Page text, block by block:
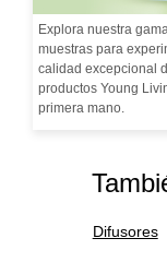
Explora nuestra
muestras para
calidad excepcional
productos Young
primera mano.
Difusores